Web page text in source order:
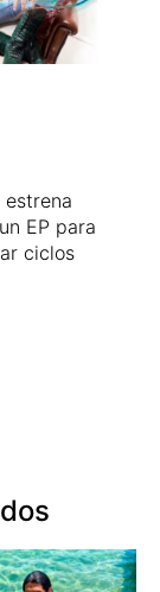
estrena
un EP para
ciclos